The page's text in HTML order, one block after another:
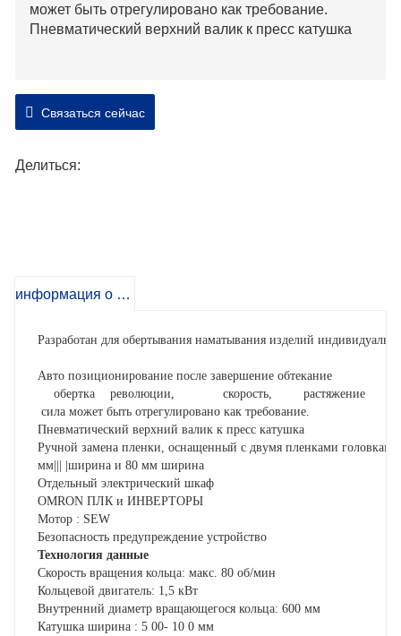
может быть отрегулировано как требование.
Пневматический верхний валик к пресс катушка
Связаться сейчас
Делиться:
информация о продукте
Разработан для обертывания наматывания изделий
Авто позиционирование после завершение обтекание
обертка революции,
скорость,
растяжение
сила может быть отрегулировано как требование.
Пневматический верхний валик к пресс катушка
Ручной замена пленки, оснащенный с двумя пленками головками
мм||| |ширина и 80 мм ширина
Отдельный электрический шкаф
OMRON ПЛК и ИНВЕРТОРЫ
Мотор : SEW
Безопасность предупреждение устройство
Технология данные
Скорость вращения кольца: макс. 80 об/мин
Кольцевой двигатель: 1,5 кВт
Внутренний диаметр вращающегося кольца: 600 мм
Катушка ширина : 5 00- 10 0 мм